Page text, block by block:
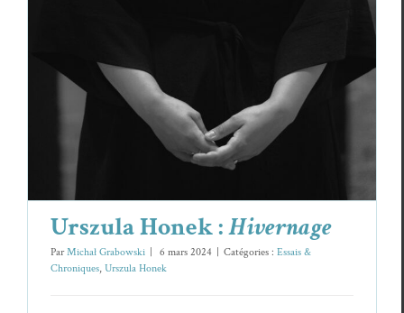
Urszula Honek :Hivernage
ParMichał Grabowski 6 mars 2024 Catégories : Essais &
Chroniques, Urszula Honek